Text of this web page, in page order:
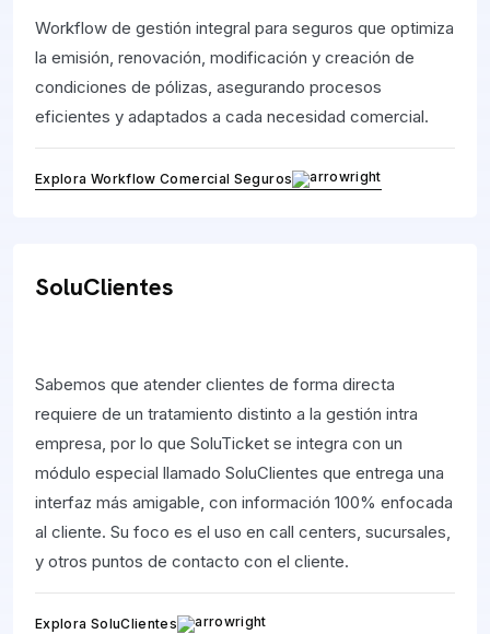
Workflow de gestión integral para seguros que optimiza
la emisión, renovación, modificación y creación de
condiciones de pólizas, asegurando procesos
eficientes y adaptados a cada necesidad comercial.
Explora Workflow Comercial Seguros
SoluClientes
Sabemos que atender clientes de forma directa
requiere de un tratamiento distinto a la gestión intra
empresa, por lo que SoluTicket se integra con un
módulo especial llamado SoluClientes que entrega una
interfaz más amigable, con información 100% enfocada
al cliente. Su foco es el uso en call centers, sucursales,
y otros puntos de contacto con el cliente.
Explora SoluClientes